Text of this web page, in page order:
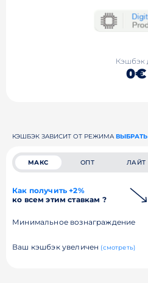
Кэшбэк
0€
КЭШБЭК ЗАВИСИТ ОТ РЕЖИМА ВЫБРАТЬ
МАКС ОПТ ЛАЙТ
Как получить +2%
ко всем этим ставкам ?
Минимальное вознаграждение
Ваш кэшбэк увеличен (смотреть)